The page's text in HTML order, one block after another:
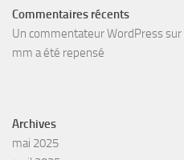
Commentaires récents
Un commentateur WordPresssur
mm a été repensé
Archives
mai 2025